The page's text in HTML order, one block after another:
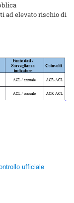
ad elevato rischio di
ufficiale